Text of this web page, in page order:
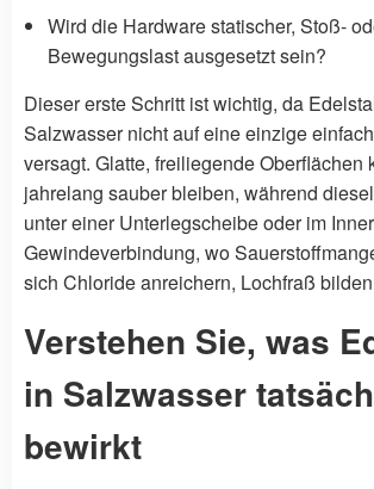
Wird die Hardware statischer, Stoß-
Bewegungslast ausgesetzt sein?
Dieser erste Schritt ist wichtig, da
Salzwasser nicht auf eine einzige
versagt. Glatte, freiliegende Oberflächen
jahrelang sauber bleiben, während
unter einer Unterlegscheibe oder im
Gewindeverbindung, wo
sich Chloride anreichern, Lochfraß
Verstehen Sie, was
in Salzwasser
bewirkt